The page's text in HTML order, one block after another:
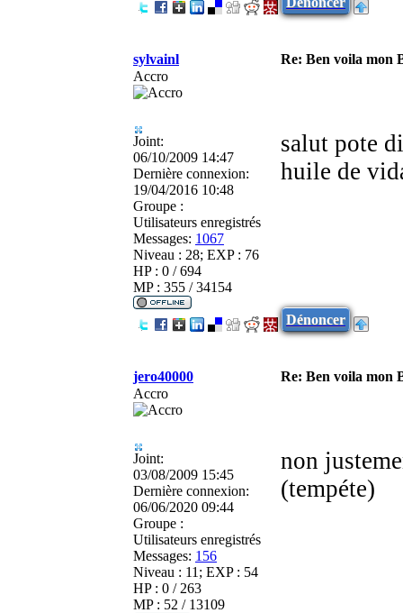
sylvainl
Re: Ben voila mon
Accro
Joint:
06/10/2009 14:47
Dernière connexion:
19/04/2016 10:48
Groupe :
Utilisateurs enregistrés
Messages: 1067
Niveau : 28; EXP : 76
HP : 0 / 694
MP : 355 / 34154
salut pote
huile de
Dénoncer
jero40000
Re: Ben voila mon
Accro
Joint:
03/08/2009 15:45
Dernière connexion:
06/06/2020 09:44
Groupe :
Utilisateurs enregistrés
Messages: 156
Niveau : 11; EXP : 54
HP : 0 / 263
MP : 52 / 13109
non
(tempéte)